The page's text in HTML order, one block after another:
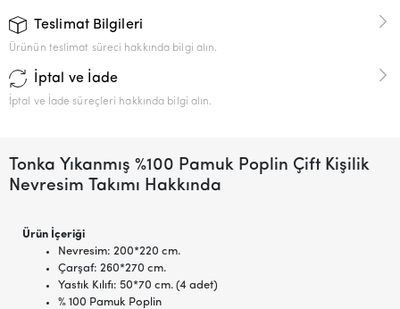
Teslimat Bilgileri
Ürünün teslimat süreci hakkında bilgi alın.
İptal ve İade
İptal ve İade süreçleri hakkında bilgi alın.
Tonka Yıkanmış %100 Pamuk Poplin Çift Kişilik
Nevresim Takımı Hakkında
Ürün İçeriği
Nevresim: 200*220 cm.
Çarşaf: 260*270 cm.
Yastık Kılıfı: 50*70 cm. (4 adet)
% 100 Pamuk Poplin